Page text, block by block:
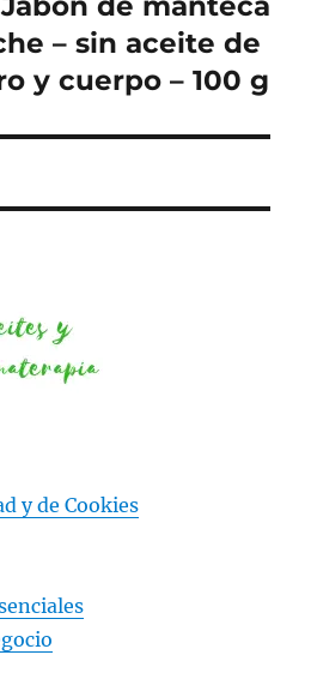
– sin aceite de
y cuerpo – 100 g
yde Cookies